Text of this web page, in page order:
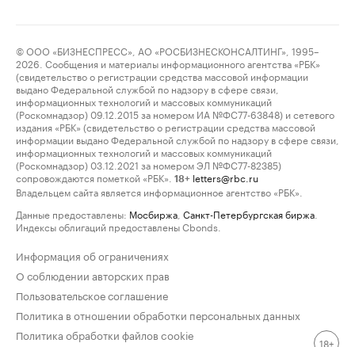
© ООО «БИЗНЕСПРЕСС», АО «РОСБИЗНЕСКОНСАЛТИНГ», 1995–
2026. Сообщения и материалы информационного агентства «РБК»
(свидетельство о регистрации средства массовой информации
выдано Федеральной службой по надзору в сфере связи,
информационных технологий и массовых коммуникаций
(Роскомнадзор) 09.12.2015 за номером ИА №ФС77-63848) и сетевого
издания «РБК» (свидетельство о регистрации средства массовой
информации выдано Федеральной службой по надзору в сфере связи,
информационных технологий и массовых коммуникаций
(Роскомнадзор) 03.12.2021 за номером ЭЛ №ФС77-82385)
сопровождаются пометкой «РБК».
18+ letters@rbc.ru
Владельцем сайта является информационное агентство «РБК».
Данные предоставлены: Мосбиржа Санкт-Петербургская биржа
Индексы облигаций предоставлены Cbonds.
Информация об ограничениях
О соблюдении авторских прав
Пользовательское соглашение
Политика в отношении обработки персональных данных
Политика обработки файлов cookie
18+